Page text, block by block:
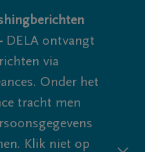
DELA ontvangt
via
Onder het
tracht men
Klik niet op